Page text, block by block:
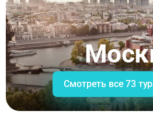
Смотреть все 73